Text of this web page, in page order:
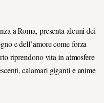
a Roma, presenta alcuni dei
e dell’amore come forza
riprendono vita in atmosfere
calamari giganti e anime